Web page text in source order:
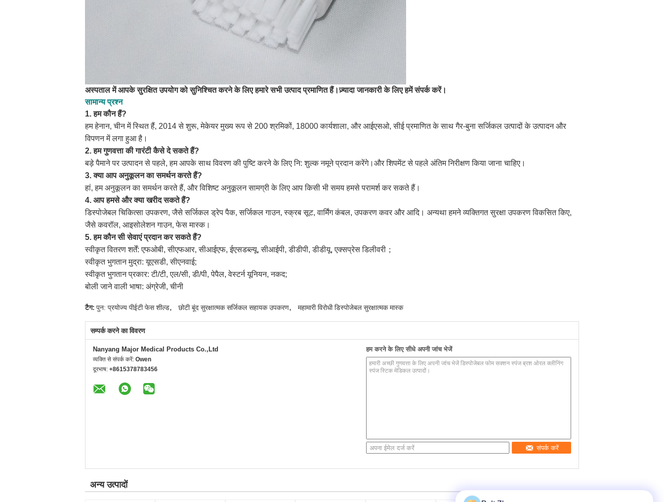
अस्पताल में आपके सुरक्षित उपयोग को सुनिश्चित करने के लिए हमारे सभी उत्पाद प्रमाणित हैं।ज़्यादा जानकारी के लिए हमें संपर्क करें।
सामान्य प्रश्न
1. हम कौन हैं?
हम हेनान, चीन में स्थित हैं, 2014 से शुरू, मेकेयर मुख्य रूप से 200 श्रमिकों, 18000 कार्यशाला, और आईएसओ, सीई प्रमाणित के साथ गैर-बुना सर्जिकल उत्पादों के उत्पादन और
विपणन में लगा हुआ है।
2. हम गुणवत्ता की गारंटी कैसे दे सकते हैं?
बड़े पैमाने पर उत्पादन से पहले, हम आपके साथ विवरण की पुष्टि करने के लिए नि: शुल्क नमूने प्रदान करेंगे।और शिपमेंट से पहले अंतिम निरीक्षण किया जाना चाहिए।
3. क्या आप अनुकूलन का समर्थन करते हैं?
हां, हम अनुकूलन का समर्थन करते हैं, और विशिष्ट अनुकूलन सामग्री के लिए आप किसी भी समय हमसे परामर्श कर सकते हैं।
4. आप हमसे और क्या खरीद सकते हैं?
डिस्पोजेबल चिकित्सा उपकरण, जैसे सर्जिकल ड्रेप पैक, सर्जिकल गाउन, स्क्रब सूट, वार्मिंग कंबल, उपकरण कवर और आदि। अन्यथा हमने व्यक्तिगत सुरक्षा उपकरण विकसित किए,
जैसे कवरॉल, आइसोलेशन गाउन, फेस मास्क।
5. हम कौन सी सेवाएं प्रदान कर सकते हैं?
स्वीकृत वितरण शर्तें: एफओबी, सीएफआर, सीआईएफ, ईएसडब्ल्यू, सीआईपी, डीडीपी, डीडीयू, एक्सप्रेस डिलीवरी；
स्वीकृत भुगतान मुद्रा: यूएसडी, सीएनवाई;
स्वीकृत भुगतान प्रकार: टी/टी, एल/सी, डी/पी, पेपैल, वेस्टर्न यूनियन, नकद;
बोली जाने वाली भाषा: अंग्रेजी, चीनी
टैग: पुन: प्रयोज्य पीईटी फेस शील्ड, छोटी बूंद सुरक्षात्मक सर्जिकल सहायक उपकरण, महामारी विरोधी डिस्पोजेबल सुरक्षात्मक मास्क
सम्पर्क करने का विवरण
Nanyang Major Medical Products Co.,Ltd
व्यक्ति से संपर्क करें: Owen
दूरभाष: +8615378783456
हम करने के लिए सीधे अपनी जांच भेजें
संपर्क करें
अन्य उत्पादों